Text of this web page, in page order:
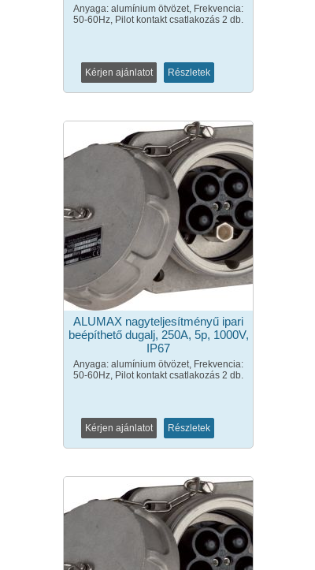
Anyaga: alumínium ötvözet, Frekvencia:
50-60Hz, Pilot kontakt csatlakozás 2 db.
Kérjen ajánlatot Részletek
ALUMAX nagyteljesítményű ipari
beépíthető dugalj, 250A, 5p, 1000V,
IP67
Anyaga: alumínium ötvözet, Frekvencia:
50-60Hz, Pilot kontakt csatlakozás 2 db.
Kérjen ajánlatot Részletek